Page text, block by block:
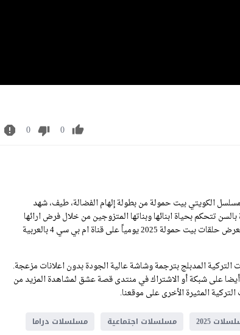
0
0
بيت حمولة الحلقة 25 كاملة رابط تحميل الحلقة 25 من المسلسل الكويتي بيت حمولة من بطولة إلهام الفضالة، طيف، شهد
تتحكم بحياة ابنائها وبناتها المتزوجين من خلال فرض ارائها
عليهم وسيطرتها على نظام المعيشة لكل افراد الاسرة بشكل ديكتاتوري, وتعرض حلقات بيت حمولة 2025 يومياً على قناة ام بي سي 4 بالعربية
المدبلج بترجمة وشاشة عالية الجودة بدون اعلانات مزعجة.
بيت حمولة الحلقة 25 .يمكنكم الاطلاع أيضا على شبكة أو الاشتراك في منتدى قصة عشق لمشاهدة المزيد من
المثيرة الأخرى على موقعنا.
2025 مسلسلات اجتماعية
مسلسلات دراما